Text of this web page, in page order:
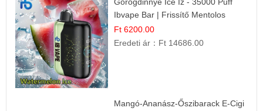
Ibvape Bar | Frissítő Mentolos
Élmény!
Ft 6200.00
Eredeti ár： Ft 14686.00
Mangó-Ananász-Őszibarack E-Cigi